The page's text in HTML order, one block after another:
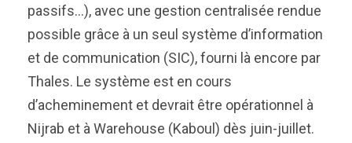
passifs…), avec une gestion centralisée rendue
possible grâce à un seul système d’information
et de communication (SIC), fourni là encore par
Thales. Le système est en cours
d’acheminement et devrait être opérationnel à
Nijrab et à Warehouse (Kaboul) dès juin-juillet.